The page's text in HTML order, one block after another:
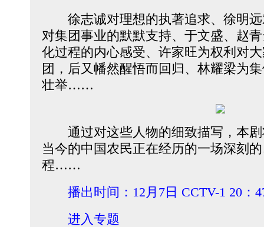
徐志诚对理想的执著追求、徐明远
对集团事业的默默支持、于文盛、赵
化过程的内心感受、许家旺为权利对
团，后又幡然醒悟而回归、林耀梁为
壮举……
通过对这些人物的细致描写，本剧
当今的中国农民正在经历的一场深刻
程……
播出时间：12月7日 CCTV-1 20：
进入专题